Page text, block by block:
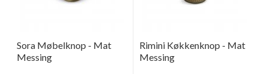
Sora Møbelknop - Mat
Messing
Rimini Køkkenknop - Mat
Messing